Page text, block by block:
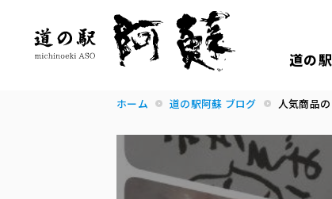
道の
ホーム 道の駅阿蘇 ブログ 人気商品